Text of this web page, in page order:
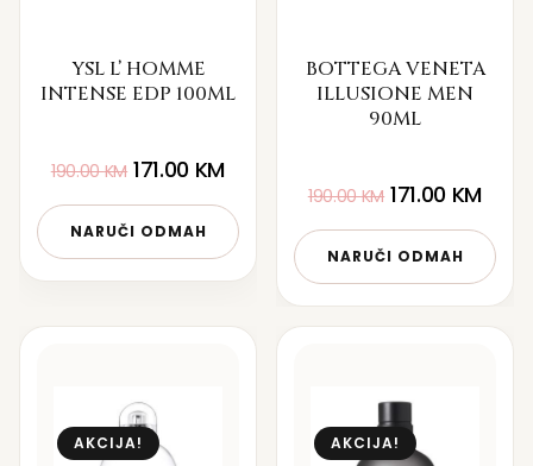
YSL L’ HOMME
INTENSE EDP 100ML
190.00KM 171.00 KM
NARUČI ODMAH
BOTTEGA VENETA
ILLUSIONE MEN
90ML
190.00KM 171.00 KM
NARUČI ODMAH
AKCIJA! AKCIJA!